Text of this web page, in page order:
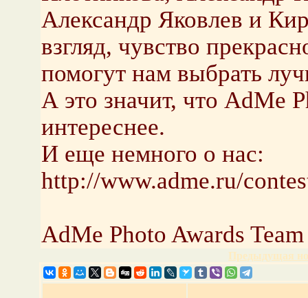
Александр Яковлев и
взгляд, чувство
помогут нам выбрать
А это значит, что AdMe
интереснее.
И еще немного о нас:
http://www.adme.ru/
AdMe Photo Awards Team
Предыдущая